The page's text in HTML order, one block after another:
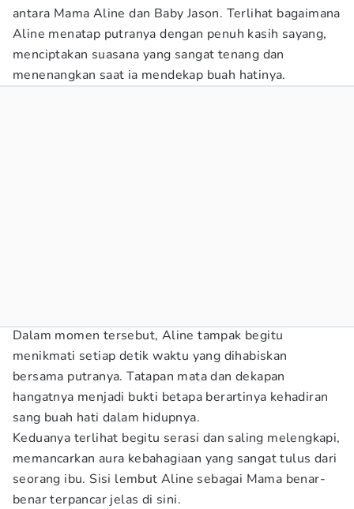
antara Mama Aline dan Baby Jason. Terlihat bagaimana
Aline menatap putranya dengan penuh kasih sayang,
menciptakan suasana yang sangat tenang dan
menenangkan saat ia mendekap buah hatinya.
Dalam momen tersebut, Aline tampak begitu
menikmati setiap detik waktu yang dihabiskan
bersama putranya. Tatapan mata dan dekapan
hangatnya menjadi bukti betapa berartinya kehadiran
sang buah hati dalam hidupnya.
Keduanya terlihat begitu serasi dan saling melengkapi,
memancarkan aura kebahagiaan yang sangat tulus dari
seorang ibu. Sisi lembut Aline sebagai Mama benar-
benar terpancar jelas di sini.